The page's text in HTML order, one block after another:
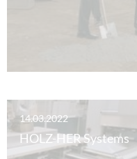
14.03.2022
HOLZ-HER Systems